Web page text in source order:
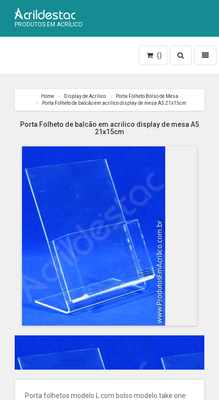
PRODUTOS EM ACRÍLICO
Toggle
search
()
Home Display de Acrílico
Porta Folheto Bolso de Mesa
Porta Folheto de balcão em acrilico display de mesa A5 21x15cm
Porta Folheto de balcão em acrilico display de mesa A5
21x15cm
Porta folhetos modelo L com bolso modelo take one